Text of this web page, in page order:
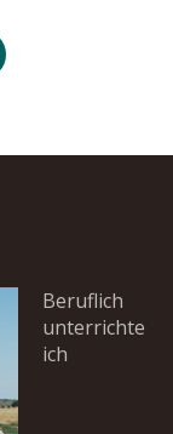
Beruflich
unterrichte
ich